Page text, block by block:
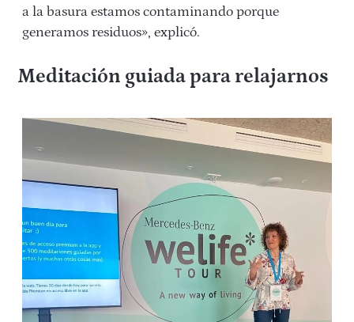
a la basura estamos contaminando porque
generamos residuos», explicó.
Meditación guiada para relajarnos